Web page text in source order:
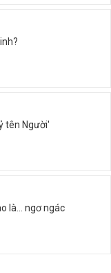
tên Người'
là... ngơ ngác